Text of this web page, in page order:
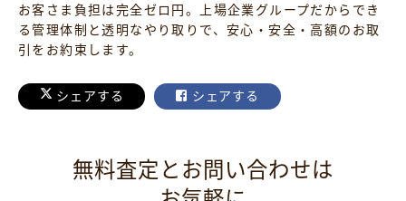
お客さま負担は完全ゼロ円。上場企業グループだからでき
る管理体制と透明なやり取りで、安心・安全・高額のお取
引をお約束します。
シェアする シェアする
無料査定とお問い合わせは